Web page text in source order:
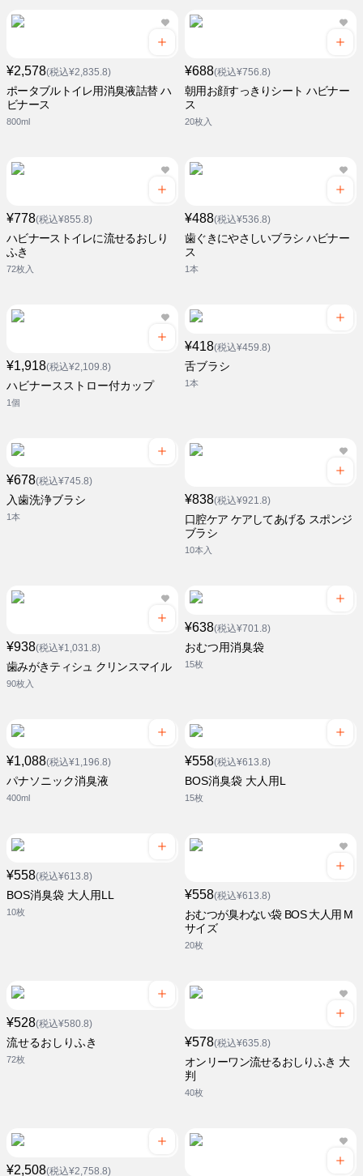
¥2,578(税込¥2,835.8)
ポータブルトイレ用消臭液詰替 ハ
ビナース
800ml
¥688(税込¥756.8)
朝用お顔すっきりシート ハビナー
ス
20枚入
¥778(税込¥855.8)
ハビナーストイレに流せるおしり
ふき
72枚入
¥488(税込¥536.8)
歯ぐきにやさしいブラシ ハビナー
ス
1本
¥1,918(税込¥2,109.8)
ハビナースストロー付カップ
1個
¥418(税込¥459.8)
舌ブラシ
1本
¥678(税込¥745.8)
入歯洗浄ブラシ
1本
¥838(税込¥921.8)
口腔ケア ケアしてあげる スポンジ
ブラシ
10本入
¥938(税込¥1,031.8)
歯みがきティシュ クリンスマイル
90枚入
¥638(税込¥701.8)
おむつ用消臭袋
15枚
¥1,088(税込¥1,196.8)
パナソニック消臭液
400ml
¥558(税込¥613.8)
BOS消臭袋 大人用L
15枚
¥558(税込¥613.8)
BOS消臭袋 大人用LL
10枚
¥558(税込¥613.8)
おむつが臭わない袋 BOS 大人用 M
サイズ
20枚
¥528(税込¥580.8)
流せるおしりふき
72枚
¥578(税込¥635.8)
オンリーワン流せるおしりふき 大
判
40枚
¥2,508(税込¥2,758.8)